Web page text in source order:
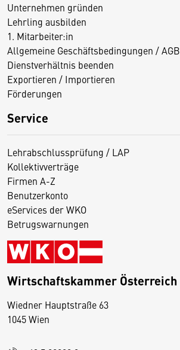
Unternehmen gründen
Lehrling ausbilden
1. Mitarbeiter:in
Allgemeine Geschäftsbedingungen / AGB
Dienstverhältnis beenden
Exportieren / Importieren
Förderungen
Service
Lehrabschlussprüfung / LAP
Kollektivverträge
Firmen A-Z
Benutzerkonto
eServices der WKO
Betrugswarnungen
Wirtschaftskammer Österreich
Wiedner Hauptstraße 63
1045 Wien
D